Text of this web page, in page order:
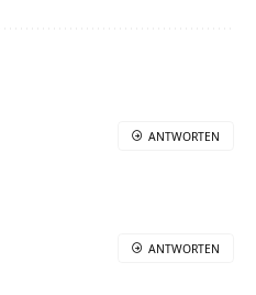
ANTWORTEN
ANTWORTEN